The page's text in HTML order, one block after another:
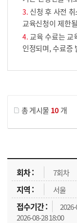
신청 후 사전
교육신청이 제한
교육 수료는 교
인정되며, 수료증
총 게시물 10개
교육신청 목록을 나타낸 표로 회차, 지역, 접수기간, 교육기간, 교육장소, 신청인원/모집인원, 상태로 나뉘어 설명합니다.
7회차
서울
2026-08-28 18:00